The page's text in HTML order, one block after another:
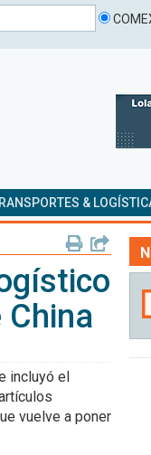
&
incluyó el
vuelve a poner